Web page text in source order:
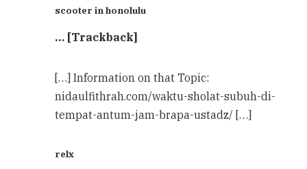
scooter in honolulu
… [Trackback]
[…] Information on that Topic:
nidaulfithrah.com/waktu-sholat-subuh-di-
tempat-antum-jam-brapa-ustadz/ […]
relx